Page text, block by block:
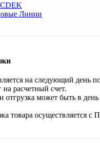
Линии
на следующий день
на расчетный счет.
отгрузка может быть в день
товара осуществляется с